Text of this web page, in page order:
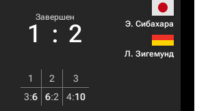
Завершен
1 : 2 Э. Сибахара
Л. Зигемунд
1 2
3
3:6 6:2 4:10